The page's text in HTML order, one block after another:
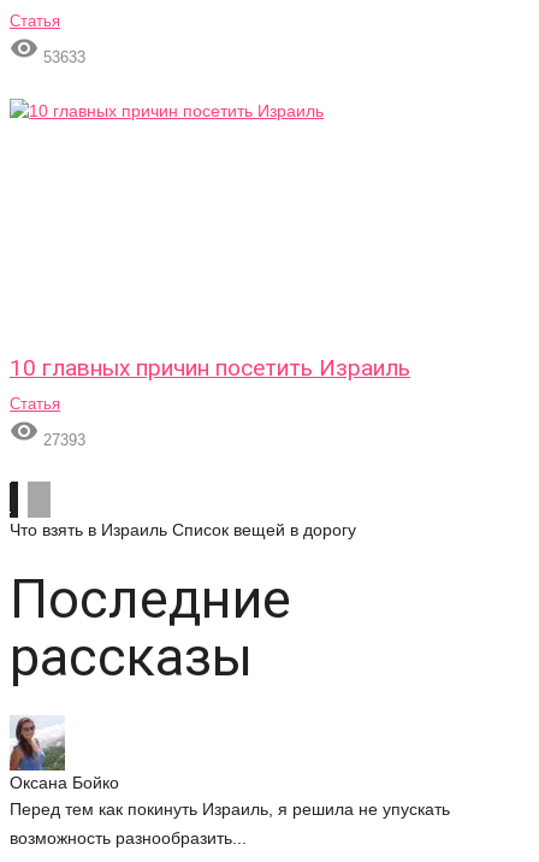
Статья
 53633
10 главных причин посетить Израиль
Статья
 27393
Что взять в Израиль Список вещей в дорогу
Последние
рассказы
Оксана Бойко
Перед тем как покинуть Израиль, я решила не упускать
возможность разнообразить...